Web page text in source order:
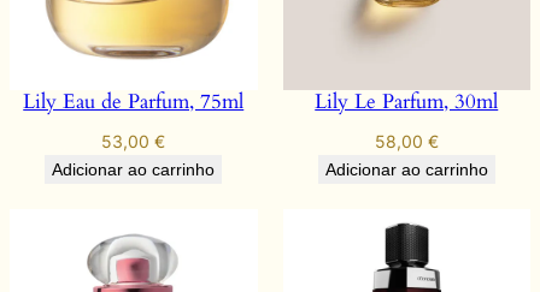
Lily Eau de Parfum, 75ml
53,00€
Adicionar ao carrinho
Lily Le Parfum, 30ml
58,00 €
Adicionar ao carrinho